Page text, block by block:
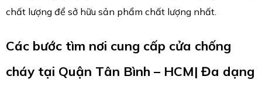
chất lượng để sở hữu sản phẩm chất lượng nhất.
Các bước tìm nơi cung cấp cửa chống
cháy tại Quận Tân Bình – HCM| Đa dạng